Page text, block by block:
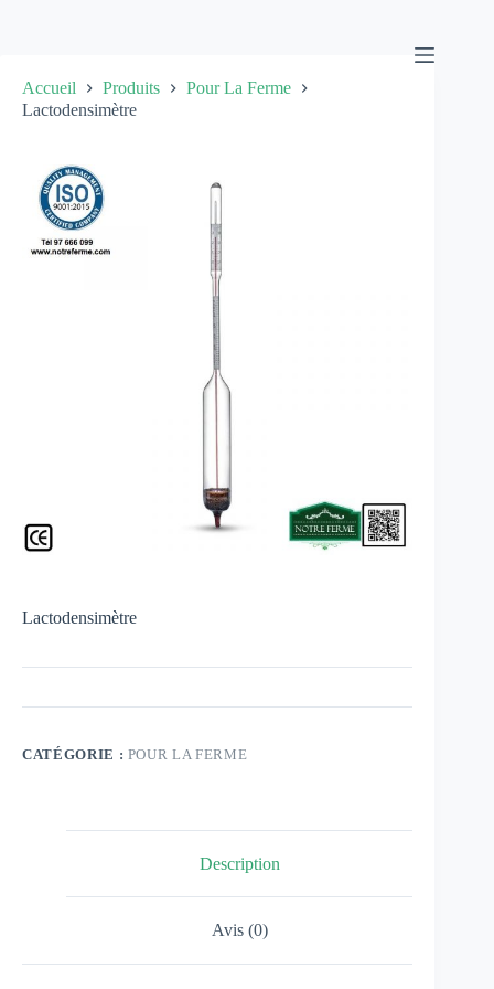
Accueil Produits
Pour La Ferme
Lactodensimètre
Lactodensimètre
CATÉGORIE : POUR LA FERME
Description
Avis (0)